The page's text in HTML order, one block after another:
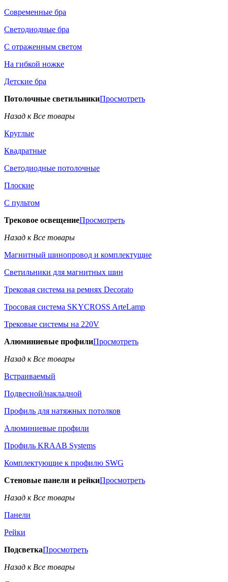
Современные бра
Светодиодные бра
С отраженным светом
На гибкой ножке
Детские бра
Потолочные светильникиПросмотреть
Назад к Все товары
Круглые
Квадратные
Светодиодные потолочные
Плоские
С пультом
Трековое освещениеПросмотреть
Назад к Все товары
Магнитный шинопровод и комплектущие
Светильники для магнитных шин
Трековая система на ремнях Decorato
Тросовая система SKYCROSS ArteLamp
Трековые системы на 220V
Алюминиевые профилиПросмотреть
Назад к Все товары
Встраиваемый
Подвесной/накладной
Профиль для натяжных потолков
Алюминиевые профили
Профиль KRAAB Systems
Комплектующие к профилю SWG
Стеновые панели и рейкиПросмотреть
Назад к Все товары
Панели
Рейки
ПодсветкаПросмотреть
Назад к Все товары